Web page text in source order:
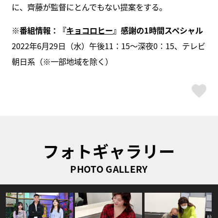
に、齊藤が監督にとんでもない提案をする。
※番組情報：『キョコロヒー』 感謝の1時間スペシャル
2022年6月29日（水）午後11：15～深夜0：15、テレビ
朝日系（※一部地域を除く）
フォトギャラリー
PHOTO GALLERY